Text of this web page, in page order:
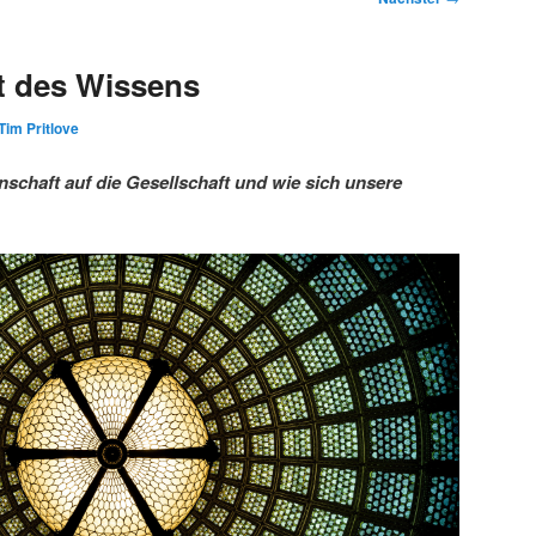
des Wissens
Pritlove
auf die Gesellschaft und wie sich unsere